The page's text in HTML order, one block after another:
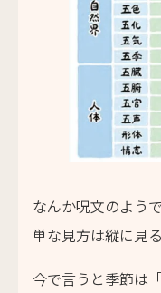
なんか呪文のよう
単な見方は縦に見
今で言うと季節は